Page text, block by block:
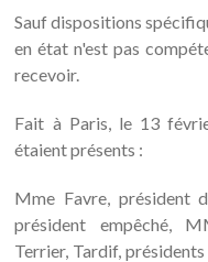
Sauf dispositions
en état n'est pas
recevoir.
Fait à Paris, le 13
étaient présents :
Mme Favre, président
président empêché,
Terrier, Tardif,